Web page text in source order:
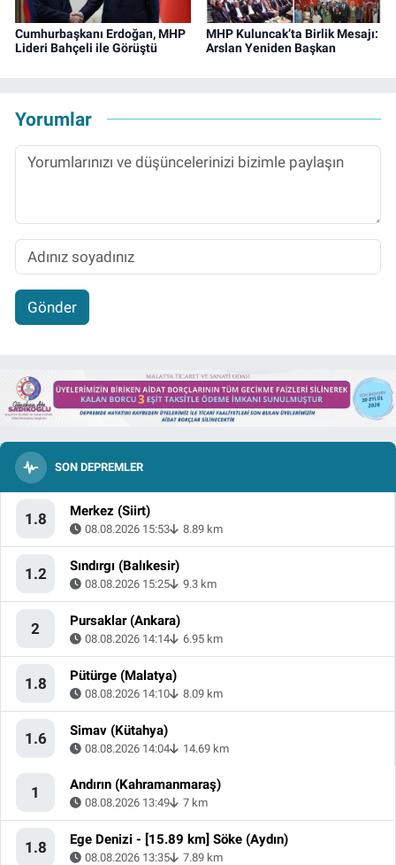
Cumhurbaşkanı Erdoğan, MHP
Lideri Bahçeli ile Görüştü
MHP Kuluncak’ta Birlik Mesajı:
Arslan Yeniden Başkan
Yorumlar
Gönder
SON DEPREMLER
1.8 Merkez (Siirt)
08.08.2026 15:53 8.89 km
1.2 Sındırgı (Balıkesir)
08.08.2026 15:25 9.3 km
2 Pursaklar (Ankara)
08.08.2026 14:14 6.95 km
1.8 Pütürge (Malatya)
08.08.2026 14:10 8.09 km
1.6 Simav (Kütahya)
08.08.2026 14:04 14.69 km
1 Andırın (Kahramanmaraş)
08.08.2026 13:49 7 km
1.8 Ege Denizi - [15.89 km] Söke (Aydın)
08.08.2026 13:35 7.89 km